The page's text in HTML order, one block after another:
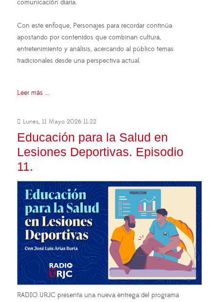
comunicación diaria.
Con este enfoque, Personajes para recordar continúa
apostando por contenidos que combinan cultura,
entretenimiento y análisis, acercando al público temas
tradicionales desde una perspectiva actual.
Leer más ...
Lunes, 11 Mayo 2026 11:22
Educación para la Salud en
Lesiones Deportivas. Episodio
11.
RADIO URJC presenta una nueva entrega del programa